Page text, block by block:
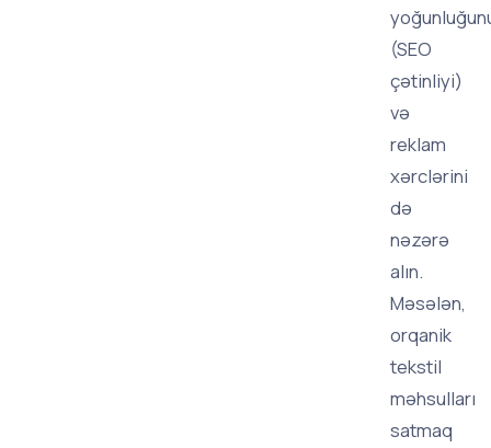
(SEO
çətinliyi)
və
reklam
xərclərini
də
nəzərə
alın.
Məsələn,
orqanik
tekstil
məhsulları
satmaq